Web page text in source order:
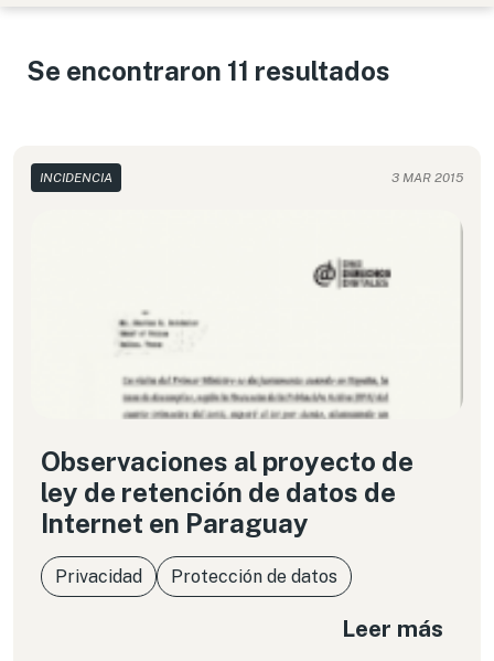
Se encontraron 11 resultados
INCIDENCIA 3 MAR 2015
Observaciones al proyecto de
ley de retención de datos de
Internet en Paraguay
Privacidad Protección de datos
Leer más